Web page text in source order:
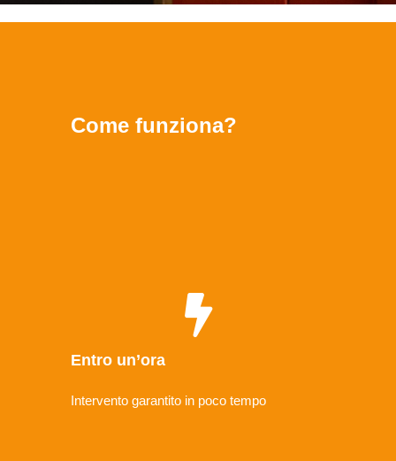
Come funziona?
Entro un’ora
Intervento garantito in poco tempo